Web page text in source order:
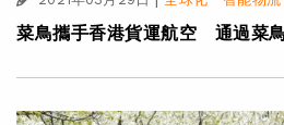
菜鳥攜手香港貨運航空 通過菜